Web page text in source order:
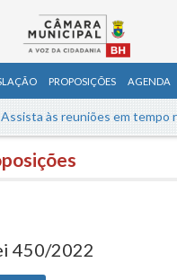
PROPOSIÇÕES AGENDA
às reuniões em tempo real
450/2022